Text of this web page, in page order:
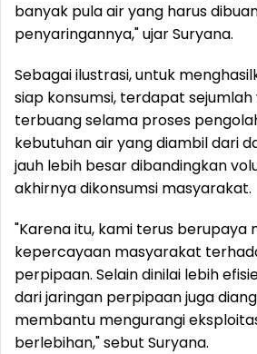
banyak pula air yang harus
penyaringannya," ujar Suryana.
Sebagai ilustrasi, untuk
siap konsumsi, terdapat
terbuang selama proses
kebutuhan air yang diambil dari
jauh lebih besar dibandingkan
akhirnya dikonsumsi masyarakat.
"Karena itu, kami terus berupaya
kepercayaan masyarakat
perpipaan. Selain dinilai lebih
dari jaringan perpipaan juga
membantu mengurangi
berlebihan," sebut Suryana.